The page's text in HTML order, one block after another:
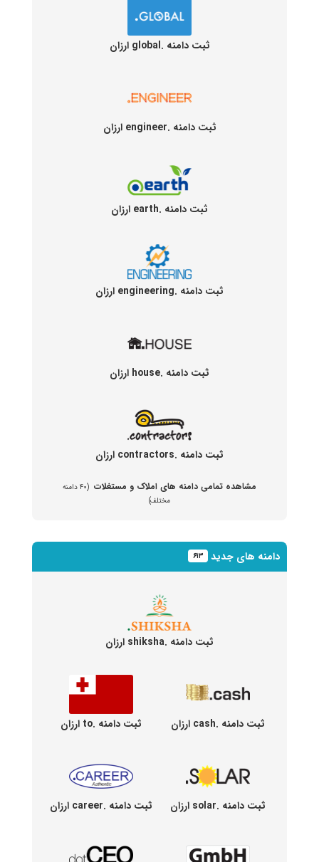
ثبت دامنه .global ارزان
ثبت دامنه .engineer ارزان
ثبت دامنه .earth ارزان
ثبت دامنه .engineering ارزان
ثبت دامنه .house ارزان
ثبت دامنه .contractors ارزان
مشاهده تمامی دامنه های املاک و مستغلات
(۴۰ دامنه
مختلف)
دامنه های جدید ۶۱۳
ثبت دامنه .shiksha ارزان
ثبت دامنه .cash ارزان ثبت دامنه .to ارزان
ثبت دامنه .solar ارزان ثبت دامنه .career ارزان